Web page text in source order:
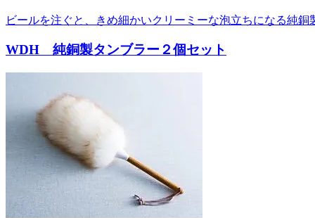
ビールを注ぐと、きめ細かいクリーミーな泡立ちになる純銅
WDH 純銅製タンブラー２個セット